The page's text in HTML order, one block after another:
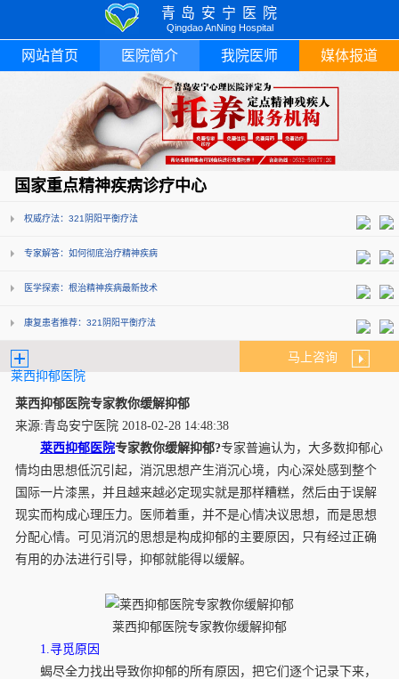
青岛安宁医院
Qingdao AnNing Hospital
网站首页 医院简介 我院医师 媒体报道
国家重点精神疾病诊疗中心
权威疗法：321阴阳平衡疗法
专家解答：如何彻底治疗精神疾病
医学探索：根治精神疾病最新技术
康复患者推荐：321阴阳平衡疗法
莱西抑郁医院
马上咨询
莱西抑郁医院专家教你缓解抑郁
来源:青岛安宁医院 2018-02-28 14:48:38
莱西抑郁医院专家教你缓解抑郁?专家普遍认为，大多数抑郁心
情均由思想低沉引起，消沉思想产生消沉心境，内心深处感到整个
国际一片漆黑，并且越来越必定现实就是那样糟糕，然后由于误解
现实而构成心理压力。医师着重，并不是心情决议思想，而是思想
分配心情。可见消沉的思想是构成抑郁的主要原因，只有经过正确
有用的办法进行引导，抑郁就能得以缓解。
莱西抑郁医院专家教你缓解抑郁
1.寻觅原因
蝎尽全力找出导致你抑郁的所有原因，把它们逐个记录下来，